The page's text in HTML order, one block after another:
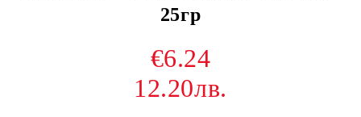
25гр
€6.24
12.20лв.